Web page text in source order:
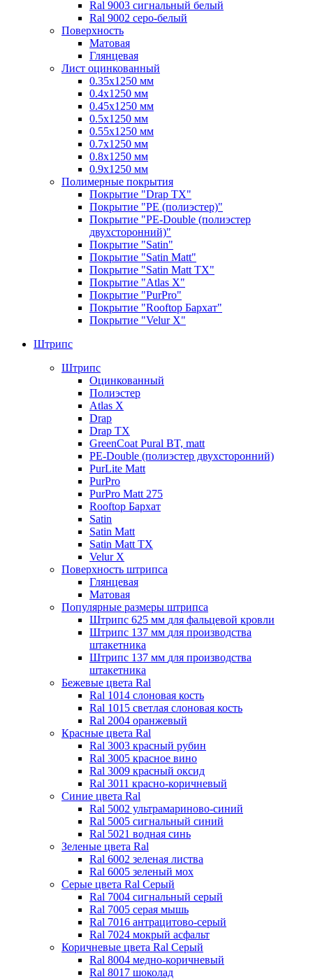
Ral 9003 сигнальный белый
Ral 9002 серо-белый
Поверхность
Матовая
Глянцевая
Лист оцинкованный
0.35х1250 мм
0.4х1250 мм
0.45х1250 мм
0.5х1250 мм
0.55х1250 мм
0.7х1250 мм
0.8х1250 мм
0.9х1250 мм
Полимерные покрытия
Покрытие "Drap TX"
Покрытие "PE (полиэстер)"
Покрытие "PE-Double (полиэстер
двухсторонний)"
Покрытие "Satin"
Покрытие "Satin Мatt"
Покрытие "Satin Matt TX"
Покрытие "Atlas X"
Покрытие "PurPro"
Покрытие "Rooftop Бархат"
Покрытие "Velur X"
Штрипс
Штрипс
Оцинкованный
Полиэстер
Atlas X
Drap
Drap TX
GreenCoat Pural BT, matt
PE-Double (полиэстер двухсторонний)
PurLite Мatt
PurPro
PurPro Matt 275
Rooftop Бархат
Satin
Satin Мatt
Satin Matt TX
Velur X
Поверхность штрипса
Глянцевая
Матовая
Популярные размеры штрипса
Штрипс 625 мм для фальцевой кровли
Штрипс 137 мм для производства
штакетника
Штрипс 137 мм для производства
штакетника
Бежевые цвета Ral
Ral 1014 слоновая кость
Ral 1015 светлая слоновая кость
Ral 2004 оранжевый
Красные цвета Ral
Ral 3003 красный рубин
Ral 3005 красное вино
Ral 3009 красный оксид
Ral 3011 красно-коричневый
Синие цвета Ral
Ral 5002 ультрамариново-синий
Ral 5005 сигнальный синий
Ral 5021 водная синь
Зеленые цвета Ral
Ral 6002 зеленая листва
Ral 6005 зеленый мох
Серые цвета Ral Серый
Ral 7004 сигнальный серый
Ral 7005 серая мышь
Ral 7016 антрацитово-серый
Ral 7024 мокрый асфальт
Коричневые цвета Ral Серый
Ral 8004 медно-коричневый
Ral 8017 шоколад